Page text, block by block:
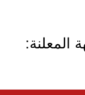
المعلنة: